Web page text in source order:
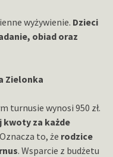
wyżywienie. Dzieci
obiad oraz
Zielonka
turnusie wynosi 950 zł.
kwoty za każde
to, że rodzice
. Wsparcie z budżetu